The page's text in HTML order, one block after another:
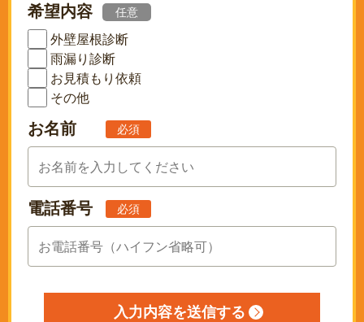
希望内容 任意
外壁屋根診断
雨漏り診断
お見積もり依頼
その他
お名前 必須
電話番号 必須